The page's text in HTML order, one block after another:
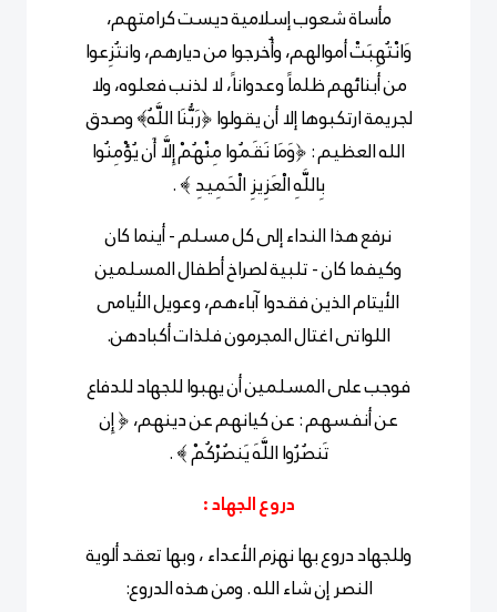
مأساة شعوب إسلامية ديست كرامتهم،
وَانْتُهِبَتْ أموالهم، وأُخرجوا من ديارهم،وانتُزِعوا
من أبنائهم ظلماً وعدواناً، لا لذنب فعلوه، ولا
لجريمة ارتكبوها إلا أن يقولوا ﴿رَبُّنَا اللَّهُ﴾ وصدق
الله العظيم : ﴿وَمَا نَقَمُوا مِنْهُمْ إِلَّا أَن يُؤْمِنُوا
بِاللَّهِ الْعَزِيزِ الْحَمِيدِ ﴾ .
نرفع هذا النداء إلى كل مسلم - أينما كان
وكيفما كان - تلبية لصراخ أطفال المسلمين
الأيتام الذين فقدوا آباءهم، وعويل الأيامى
اللواتى اغتال المجرمون فلذات أكبادهن.
فوجب على المسلمين أن يهبوا للجهاد للدفاع
عن أنفسهم : عن كيانهم عن دينهم، ﴿ إِن
تَنصُرُوا اللَّهَ يَنصُرْكُمْ﴾ .
دروع الجهاد :
وللجهاد دروع بها نهزم الأعداء ، وبها تعقد ألوية
النصر إن شاء الله . ومن هذه الدروع: